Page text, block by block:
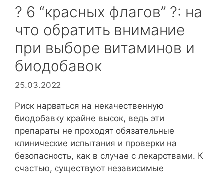
? 6 “красных флагов” ?: на
что обратить внимание
при выборе витаминов и
биодобавок
25.03.2022
Риск нарваться на некачественную
биодобавку крайне высок, ведь эти
препараты не проходят обязательные
клинические испытания и проверки на
безопасность, как в случае с лекарствами. К
счастью, существуют независимые